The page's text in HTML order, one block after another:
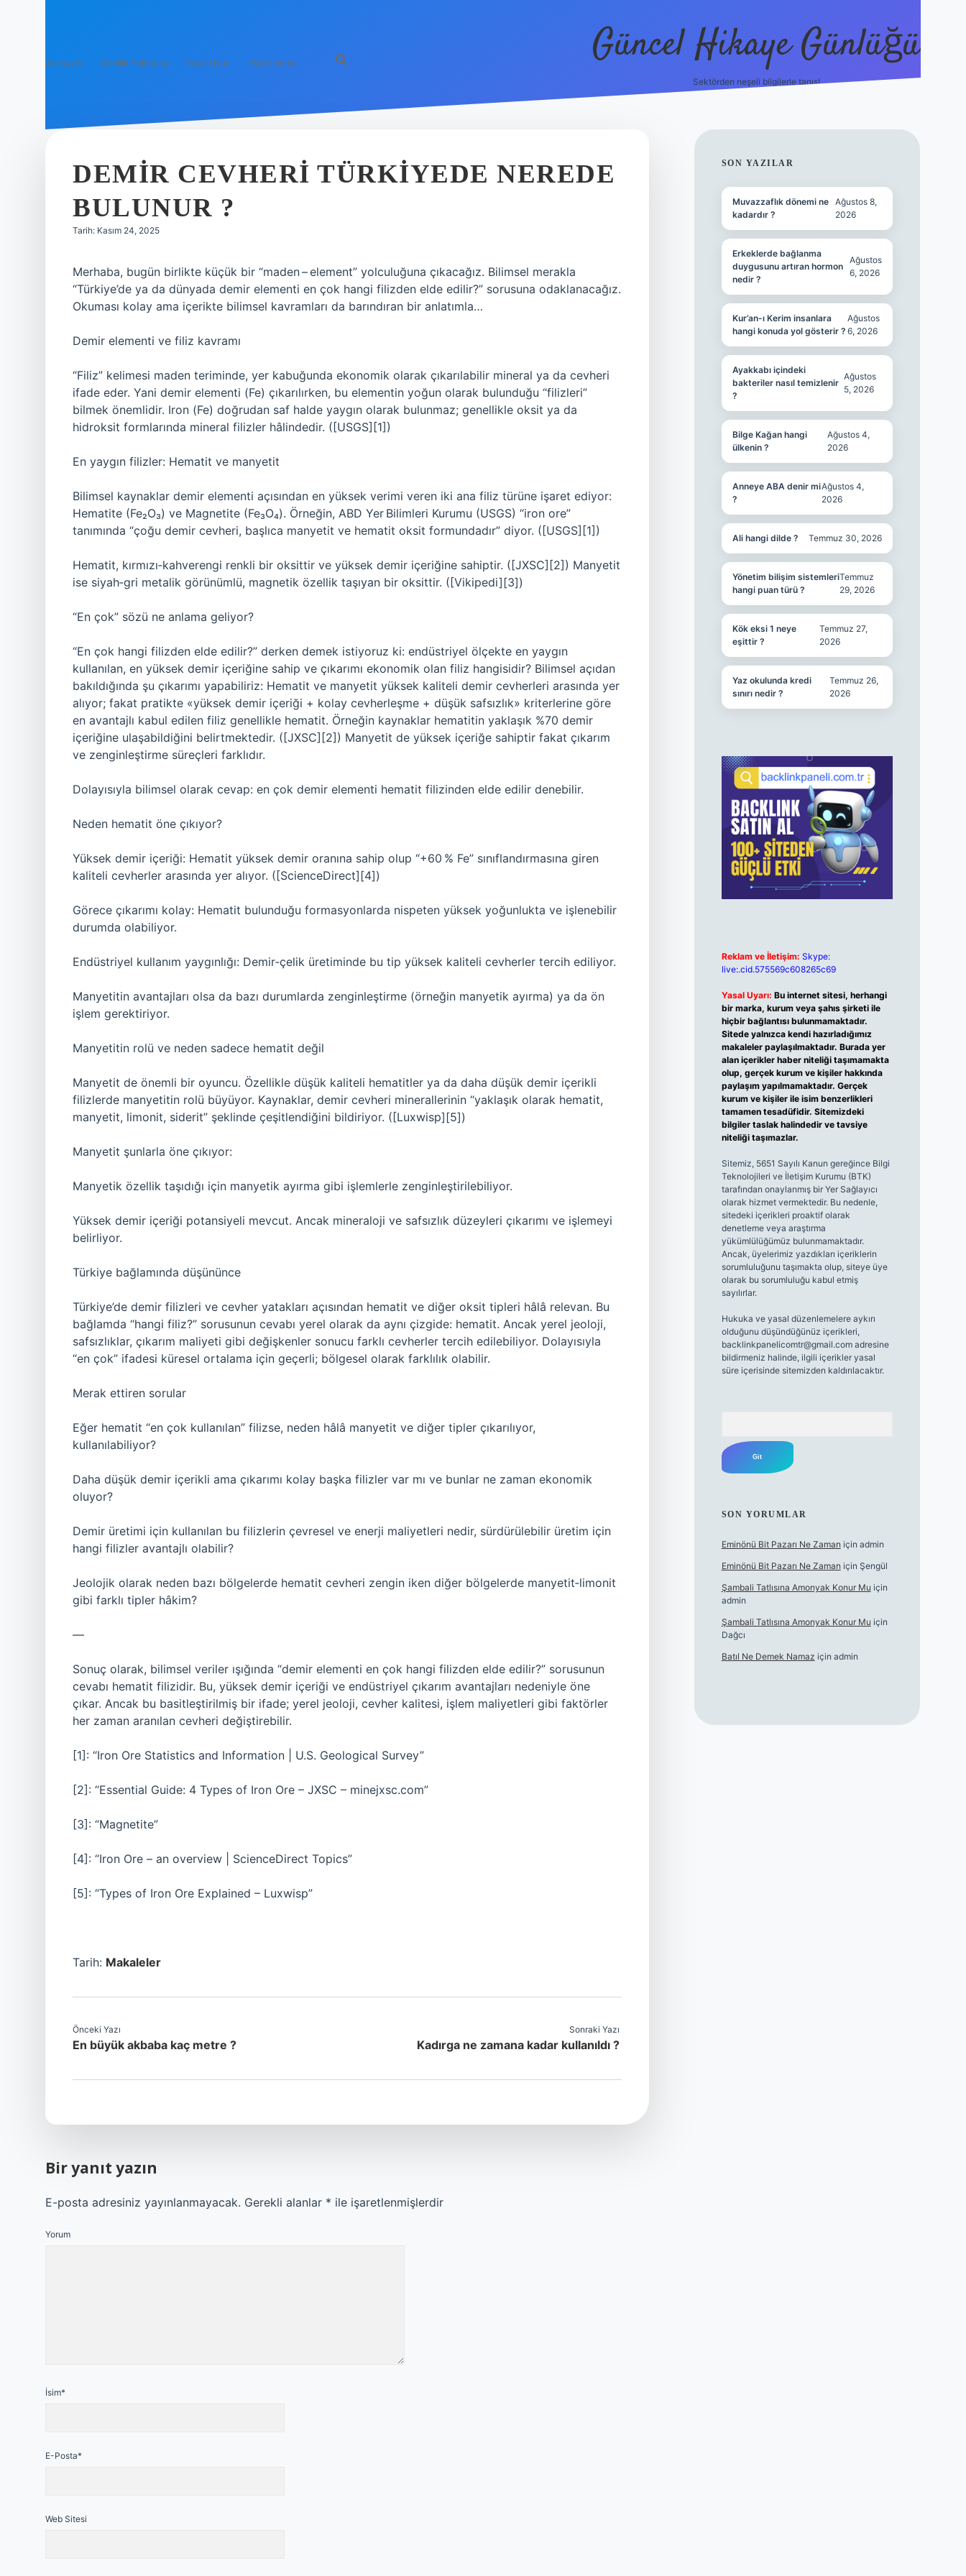
Anasayfa Gizlilik Politikası Yasal Uyarı Hakkımızda Güncel Hikaye Günlüğü
Sektörden neşeli bilgilerle tanış!
DEMIR CEVHERI TÜRKIYEDE NEREDE
BULUNUR ?
Tarih: Kasım 24, 2025
Merhaba, bugün birlikte küçük bir “maden – element” yolculuğuna çıkacağız. Bilimsel merakla
“Türkiye’de ya da dünyada demir elementi en çok hangi filizden elde edilir?” sorusuna odaklanacağız.
Okuması kolay ama içerikte bilimsel kavramları da barındıran bir anlatımla…
Demir elementi ve filiz kavramı
“Filiz” kelimesi maden teriminde, yer kabuğunda ekonomik olarak çıkarılabilir mineral ya da cevheri
ifade eder. Yani demir elementi (Fe) çıkarılırken, bu elementin yoğun olarak bulunduğu “filizleri”
bilmek önemlidir. Iron (Fe) doğrudan saf halde yaygın olarak bulunmaz; genellikle oksit ya da
hidroksit formlarında mineral filizler hâlindedir. ([USGS][1])
En yaygın filizler: Hematit ve manyetit
Bilimsel kaynaklar demir elementi açısından en yüksek verimi veren iki ana filiz türüne işaret ediyor:
Hematite (Fe₂O₃) ve Magnetite (Fe₃O₄). Örneğin, ABD Yer Bilimleri Kurumu (USGS) “iron ore”
tanımında “çoğu demir cevheri, başlıca manyetit ve hematit oksit formundadır” diyor. ([USGS][1])
Hematit, kırmızı‑kahverengi renkli bir oksittir ve yüksek demir içeriğine sahiptir. ([JXSC][2]) Manyetit
ise siyah‑gri metalik görünümlü, magnetik özellik taşıyan bir oksittir. ([Vikipedi][3])
“En çok” sözü ne anlama geliyor?
“En çok hangi filizden elde edilir?” derken demek istiyoruz ki: endüstriyel ölçekte en yaygın
kullanılan, en yüksek demir içeriğine sahip ve çıkarımı ekonomik olan filiz hangisidir? Bilimsel açıdan
bakıldığında şu çıkarımı yapabiliriz: Hematit ve manyetit yüksek kaliteli demir cevherleri arasında yer
alıyor; fakat pratikte «yüksek demir içeriği + kolay cevherleşme + düşük safsızlık» kriterlerine göre
en avantajlı kabul edilen filiz genellikle hematit. Örneğin kaynaklar hematitin yaklaşık %70 demir
içeriğine ulaşabildiğini belirtmektedir. ([JXSC][2]) Manyetit de yüksek içeriğe sahiptir fakat çıkarım
ve zenginleştirme süreçleri farklıdır.
Dolayısıyla bilimsel olarak cevap: en çok demir elementi hematit filizinden elde edilir denebilir.
Neden hematit öne çıkıyor?
Yüksek demir içeriği: Hematit yüksek demir oranına sahip olup “+60 % Fe” sınıflandırmasına giren
kaliteli cevherler arasında yer alıyor. ([ScienceDirect][4])
Görece çıkarımı kolay: Hematit bulunduğu formasyonlarda nispeten yüksek yoğunlukta ve işlenebilir
durumda olabiliyor.
Endüstriyel kullanım yaygınlığı: Demir‑çelik üretiminde bu tip yüksek kaliteli cevherler tercih ediliyor.
Manyetitin avantajları olsa da bazı durumlarda zenginleştirme (örneğin manyetik ayırma) ya da ön
işlem gerektiriyor.
Manyetitin rolü ve neden sadece hematit değil
Manyetit de önemli bir oyuncu. Özellikle düşük kaliteli hematitler ya da daha düşük demir içerikli
filizlerde manyetitin rolü büyüyor. Kaynaklar, demir cevheri minerallerinin “yaklaşık olarak hematit,
manyetit, limonit, siderit” şeklinde çeşitlendiğini bildiriyor. ([Luxwisp][5])
Manyetit şunlarla öne çıkıyor:
Manyetik özellik taşıdığı için manyetik ayırma gibi işlemlerle zenginleştirilebiliyor.
Yüksek demir içeriği potansiyeli mevcut. Ancak mineraloji ve safsızlık düzeyleri çıkarımı ve işlemeyi
belirliyor.
Türkiye bağlamında düşününce
Türkiye’de demir filizleri ve cevher yatakları açısından hematit ve diğer oksit tipleri hâlâ re­levan. Bu
bağlamda “hangi filiz?” sorusunun cevabı yerel olarak da aynı çizgide: hematit. Ancak yerel jeoloji,
safsızlıklar, çıkarım maliyeti gibi değişkenler sonucu farklı cevherler tercih edilebiliyor. Dolayısıyla
“en çok” ifadesi küresel ortalama için geçerli; bölgesel olarak farklılık olabilir.
Merak ettiren sorular
Eğer hematit “en çok kullanılan” filizse, neden hâlâ manyetit ve diğer tipler çıkarılıyor,
kullanılabiliyor?
Daha düşük demir içerikli ama çıkarımı kolay başka filizler var mı ve bunlar ne zaman ekonomik
oluyor?
Demir üretimi için kullanılan bu filizlerin çevresel ve enerji maliyetleri nedir, sürdürülebilir üretim için
hangi filizler avantajlı olabilir?
Jeolojik olarak neden bazı bölgelerde hematit cevheri zengin iken diğer bölgelerde manyetit‑limonit
gibi farklı tipler hâkim?
—
Sonuç olarak, bilimsel veriler ışığında “demir elementi en çok hangi filizden elde edilir?” sorusunun
cevabı hematit filizidir. Bu, yüksek demir içeriği ve endüstriyel çıkarım avantajları nedeniyle öne
çıkar. Ancak bu basitleştirilmiş bir ifade; yerel jeoloji, cevher kalitesi, işlem maliyetleri gibi faktörler
her zaman aranılan cevheri değiştirebilir.
[1]: “Iron Ore Statistics and Information | U.S. Geological Survey”
[2]: “Essential Guide: 4 Types of Iron Ore – JXSC – minejxsc.com”
[3]: “Magnetite”
[4]: “Iron Ore – an overview | ScienceDirect Topics”
[5]: “Types of Iron Ore Explained – Luxwisp”
Tarih: Makaleler
Önceki Yazı
En büyük akbaba kaç metre ?
Sonraki Yazı
Kadırga ne zamana kadar kullanıldı ?
Bir yanıt yazın
E-posta adresiniz yayınlanmayacak. Gerekli alanlar * ile işaretlenmişlerdir
Yorum
İsim*
E-Posta*
Web Sitesi
SIDEBAR
SON YAZILAR
Muvazzaflık dönemi ne
kadardır ?
Ağustos 8,
2026
Erkeklerde bağlanma
duygusunu artıran hormon
nedir ?
Ağustos
6, 2026
Kur’an-ı Kerim insanlara
hangi konuda yol gösterir ?
Ağustos
6, 2026
Ayakkabı içindeki
bakteriler nasıl temizlenir
?
Ağustos
5, 2026
Bilge Kağan hangi
ülkenin ?
Ağustos 4,
2026
Anneye ABA denir mi
?
Ağustos 4,
2026
Ali hangi dilde ? Temmuz 30, 2026
Yönetim bilişim sistemleri
hangi puan türü ?
Temmuz
29, 2026
Kök eksi 1 neye
eşittir ?
Temmuz 27,
2026
Yaz okulunda kredi
sınırı nedir ?
Temmuz 26,
2026
Reklam ve İletişim: Skype:
live:.cid.575569c608265c69
Yasal Uyarı: Bu internet sitesi, herhangi
bir marka, kurum veya şahıs şirketi ile
hiçbir bağlantısı bulunmamaktadır.
Sitede yalnızca kendi hazırladığımız
makaleler paylaşılmaktadır. Burada yer
alan içerikler haber niteliği taşımamakta
olup, gerçek kurum ve kişiler hakkında
paylaşım yapılmamaktadır. Gerçek
kurum ve kişiler ile isim benzerlikleri
tamamen tesadüfidir. Sitemizdeki
bilgiler taslak halindedir ve tavsiye
niteliği taşımazlar.
Sitemiz, 5651 Sayılı Kanun gereğince Bilgi
Teknolojileri ve İletişim Kurumu (BTK)
tarafından onaylanmış bir Yer Sağlayıcı
olarak hizmet vermektedir. Bu nedenle,
sitedeki içerikleri proaktif olarak
denetleme veya araştırma
yükümlülüğümüz bulunmamaktadır.
Ancak, üyelerimiz yazdıkları içeriklerin
sorumluluğunu taşımakta olup, siteye üye
olarak bu sorumluluğu kabul etmiş
sayılırlar.
Hukuka ve yasal düzenlemelere aykırı
olduğunu düşündüğünüz içerikleri,
backlinkpanelicomtr@gmail.comadresine
bildirmeniz halinde, ilgili içerikler yasal
süre içerisinde sitemizden kaldırılacaktır.
SON YORUMLAR
Eminönü Bit Pazarı Ne Zaman için admin
Eminönü Bit Pazarı Ne Zaman için Şengül
Şambali Tatlısına Amonyak Konur Mu için
admin
Şambali Tatlısına Amonyak Konur Mu için
Dağcı
Batıl Ne Demek Namaz için admin
https://